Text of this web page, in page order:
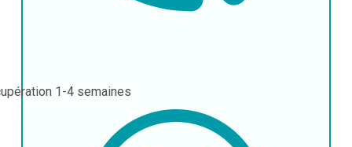
1-4 semaines